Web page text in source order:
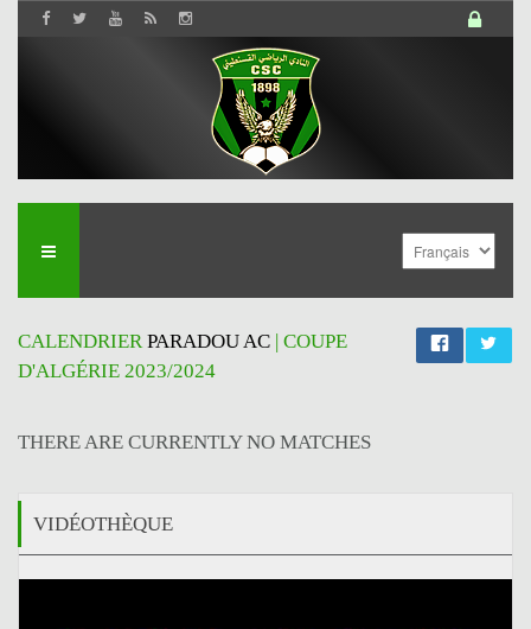
CALENDRIERPARADOU AC | COUPE
D'ALGÉRIE 2023/2024
THERE ARE CURRENTLY NO MATCHES
VIDÉOTHÈQUE